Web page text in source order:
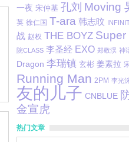
一夜 宋仲基 孔刘 Moving
英 徐仁国 T-ara 韩志旼
战 赵权 THE BOYZ Super
院CLASS 李圣经 EXO 郑敬淏 神
Dragon 李瑞镇 玄彬 姜素拉
Running Man 2PM 李光
友的儿子 CNBLUE
金宣虎
热门文章